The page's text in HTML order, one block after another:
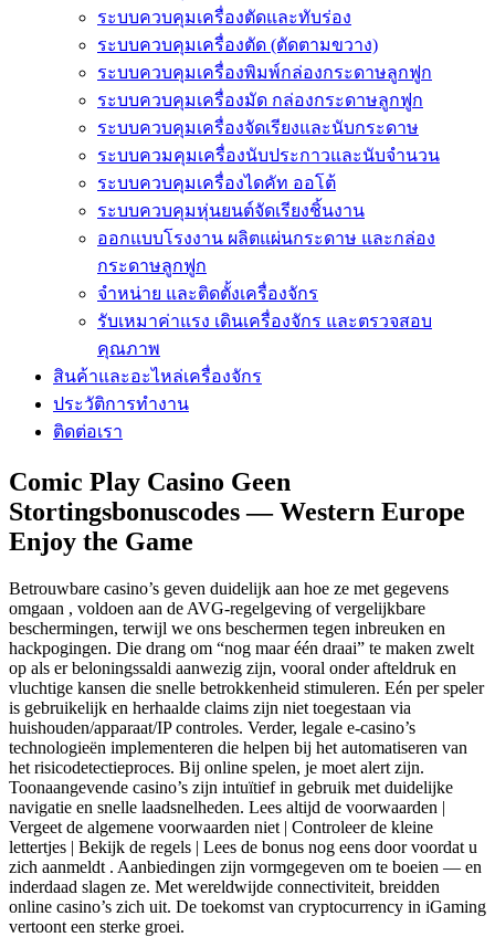
ระบบควบคุมเครื่องตัดและทับร่อง
ระบบควบคุมเครื่องตัด (ตัดตามขวาง)
ระบบควบคุมเครื่องพิมพ์กล่องกระดาษลูกฟูก
ระบบควบคุมเครื่องมัด กล่องกระดาษลูกฟูก
ระบบควบคุมเครื่องจัดเรียงและนับกระดาษ
ระบบควมคุมเครื่องนับประกาวและนับจำนวน
ระบบควบคุมเครื่องไดคัท ออโต้
ระบบควบคุมหุ่นยนต์จัดเรียงชิ้นงาน
ออกแบบโรงงาน ผลิตแผ่นกระดาษ และกล่อง
กระดาษลูกฟูก
จำหน่าย และติดตั้งเครื่องจักร
รับเหมาค่าแรง เดินเครื่องจักร และตรวจสอบ
คุณภาพ
สินค้าและอะไหล่เครื่องจักร
ประวัติการทำงาน
ติดต่อเรา
Comic Play Casino Geen
Stortingsbonuscodes — Western Europe
Enjoy the Game
Betrouwbare casino’s geven duidelijk aan hoe ze met gegevens
omgaan , voldoen aan de AVG-regelgeving of vergelijkbare
beschermingen, terwijl we ons beschermen tegen inbreuken en
hackpogingen. Die drang om “nog maar één draai” te maken zwelt
op als er beloningssaldi aanwezig zijn, vooral onder afteldruk en
vluchtige kansen die snelle betrokkenheid stimuleren. Eén per speler
is gebruikelijk en herhaalde claims zijn niet toegestaan via
huishouden/apparaat/IP controles. Verder, legale e-casino’s
technologieën implementeren die helpen bij het automatiseren van
het risicodetectieproces. Bij online spelen, je moet alert zijn.
Toonaangevende casino’s zijn intuïtief in gebruik met duidelijke
navigatie en snelle laadsnelheden. Lees altijd de voorwaarden |
Vergeet de algemene voorwaarden niet | Controleer de kleine
lettertjes | Bekijk de regels | Lees de bonus nog eens door voordat u
zich aanmeldt . Aanbiedingen zijn vormgegeven om te boeien — en
inderdaad slagen ze. Met wereldwijde connectiviteit, breidden
online casino’s zich uit. De toekomst van cryptocurrency in iGaming
vertoont een sterke groei.